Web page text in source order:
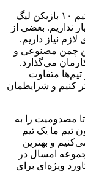
سرمربی مس رفسنجان ادامه داد: ما می‌توانستیم ۱۰ بازیکن لیگ
را در اختیار نداریم. بعضی از
نیاز داریم.
چمن مصنوعی و
می‌گذارد.
متفاوت
کنیم و شرایطمان
مصدومیت را به
تیم ما یک تیم
و بهترین
امسال در
ویژه‌ای برای